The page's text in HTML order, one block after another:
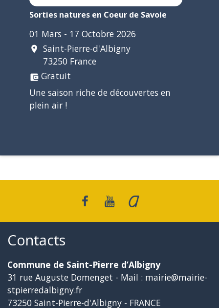
Sorties natures en Coeur de Savoie
01 Mars - 17 Octobre 2026
location_on Saint-Pierre-d'Albigny
73250 France
account_balance_wallet Gratuit
Une saison riche de découvertes en
plein air !
Contacts
Commune de Saint-Pierre d’Albigny
31 rue Auguste Domenget - Mail : mairie@mairie-
stpierredalbigny.fr
73250 Saint-Pierre-d'Albigny - FRANCE